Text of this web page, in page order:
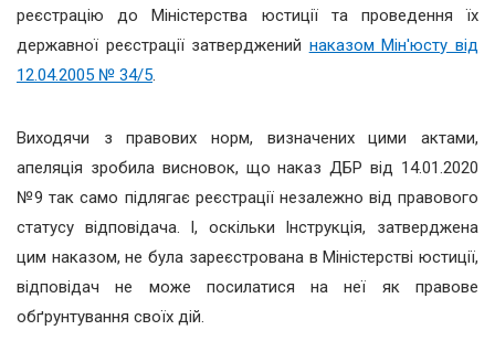
реєстрацію до Міністерства юстиції та проведення їх
державної реєстрації затверджений наказом Мін'юсту від
12.04.2005 № 34/5.
Виходячи з правових норм, визначених цими актами,
апеляція зробила висновок, що наказ ДБР від 14.01.2020
№9 так само підлягає реєстрації незалежно від правового
статусу відповідача. І, оскільки Інструкція, затверджена
цим наказом, не була зареєстрована в Міністерстві юстиції,
відповідач не може посилатися на неї як правове
обґрунтування своїх дій.